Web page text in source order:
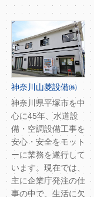
神奈川山菱設備㈱
神奈川県平塚市を中
心に45年、水道設
備・空調設備工事を
安心・安全をモット
ーに業務を遂行して
います。現在では、
主に企業庁発注の仕
事の中で、生活に欠